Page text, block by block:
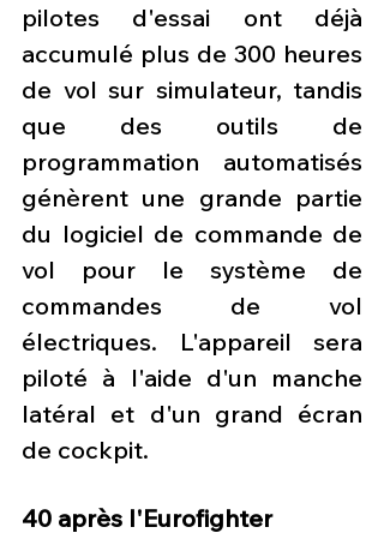
pilotes d'essai ont déjà
accumulé plus de 300 heures
de vol sur simulateur, tandis
que des outils de
programmation automatisés
génèrent une grande partie
du logiciel de commande de
vol pour le système de
commandes de vol
électriques. L'appareil sera
piloté à l'aide d'un manche
latéral et d'un grand écran
de cockpit.
40 après l'Eurofighter